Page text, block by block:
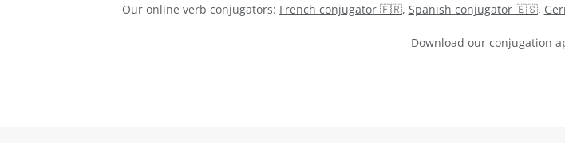
Our online verb conjugators: French conjugator 🇫🇷, Spanish conjugator 🇪🇸,
Download our conjugation